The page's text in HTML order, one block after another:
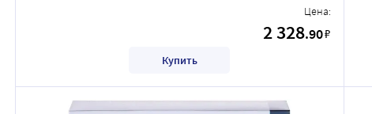
Цена:
2 328.90₽
Купить